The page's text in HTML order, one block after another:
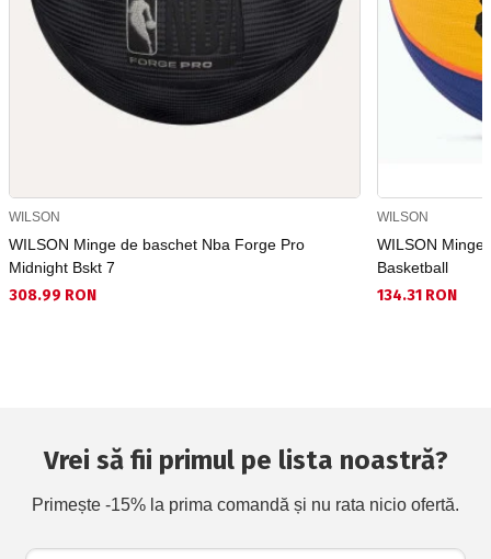
WILSON
WILSON Minge de baschet Nba Forge Pro
Midnight Bskt 7
308.99 RON
WILSON
WILSON Minge
Basketball
134.31 RON
Vrei să fii primul pe lista noastră?
Primește -15% la prima comandă și nu rata nicio ofertă.